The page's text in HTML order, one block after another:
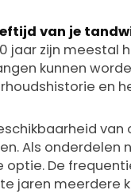
van je
jaar zijn meestal
kunnen
en
Als onderdelen
optie. De
jaren meerdere